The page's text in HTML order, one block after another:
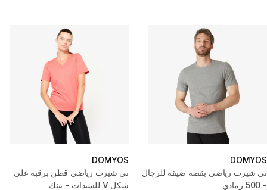
DOMYOS
تي شيرت رياضي بقصة ضيقة للرجال
- 500 رمادي
DOMYOS
تي شيرت رياضي قطن برقبة على
شكل V للسيدات - بينك